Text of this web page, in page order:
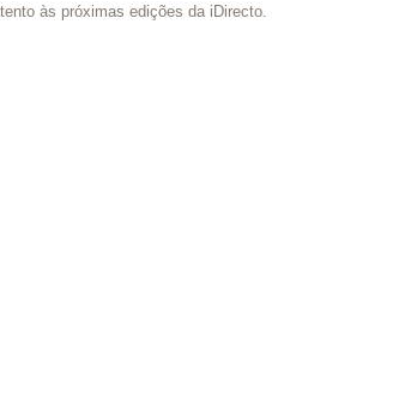
às próximas edições da iDirecto.